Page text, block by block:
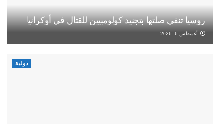
روسيا تنفي صلتها بتجنيد كولومبيين للقتال في أوكرانيا
أغسطس 6, 2026
دولية